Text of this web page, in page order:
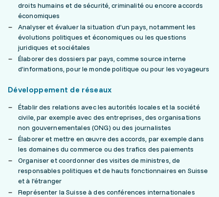
droits humains et de sécurité, criminalité ou encore accords
économiques
Analyser et évaluer la situation d’un pays, notamment les
évolutions politiques et économiques ou les questions
juridiques et sociétales
Élaborer des dossiers par pays, comme source interne
d’informations, pour le monde politique ou pour les voyageurs
Développement de réseaux
Établir des relations avec les autorités locales et la société
civile, par exemple avec des entreprises, des organisations
non gouvernementales (ONG) ou des journalistes
Élaborer et mettre en œuvre des accords, par exemple dans
les domaines du commerce ou des trafics des paiements
Organiser et coordonner des visites de ministres, de
responsables politiques et de hauts fonctionnaires en Suisse
et à l’étranger
Représenter la Suisse à des conférences internationales